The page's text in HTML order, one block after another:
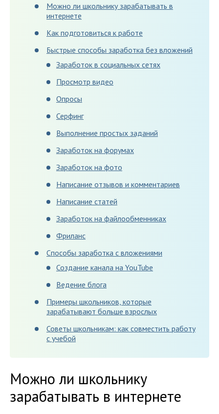
Можно ли школьнику зарабатывать в
интернете
Как подготовиться к работе
Быстрые способы заработка без вложений
Заработок в социальных сетях
Просмотр видео
Опросы
Серфинг
Выполнение простых заданий
Заработок на форумах
Заработок на фото
Написание отзывов и комментариев
Написание статей
Заработок на файлообменниках
Фриланс
Способы заработка с вложениями
Создание канала на YouTube
Ведение блога
Примеры школьников, которые
зарабатывают больше взрослых
Советы школьникам: как совместить работу
с учебой
Можно ли школьнику
зарабатывать в интернете